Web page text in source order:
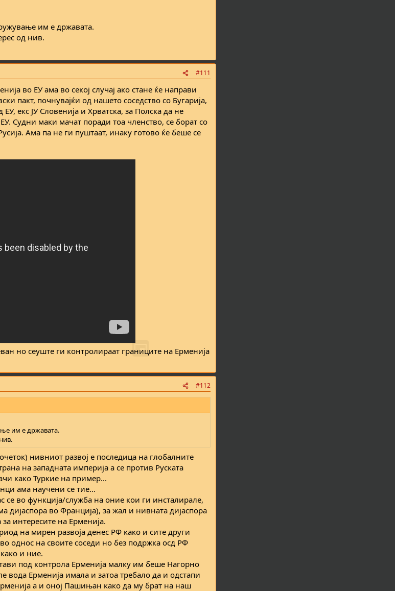
им е државата.
од нив.
#111
во ЕУ ама во секој случај ако стане ќе направи
пакт, почнувајќи од нашето соседство со Бугарија,
екс ЈУ Словенија и Хрватска, за Полска да не
Судни маки мачат поради тоа членство, се борат со
Ама па не ги пуштаат, инаку готово ќе беше се
но сеуште ги контролираат границите на Ерменија
#112
им е државата.
нивниот развој е последица на глобалните
на западната империја а се против Руската
како Туркие на пример...
ама научени се тие...
се во функција/служба на оние кои ги инсталирале,
дијаспора во Франција), за жал и нивната дијаспора
интересите на Ерменија.
на мирен развоја денес РФ како и сите други
однос на своите соседи но без подржка осд РФ
и ние.
под контрола Ерменија малку им беше Нагорно
вода Ерменија имала и затоа требало да и одстапи
а и оној Пашињан како да му брат на наш